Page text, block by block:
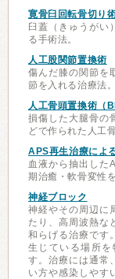
寛骨臼回転骨切り
臼蓋（きゅうがい
る手術法。
人工股関節置換術
傷んだ膝の関節を
節を入れる治療法。
人工骨頭置換術（
損傷した大腿骨の
どで作られた人工
APS再生治療によ
血液から抽出した
期治癒・軟骨変性
神経ブロック
神経やその周辺に
たり、高周波熱な
和らげる治療です
生じている場所を
す。治療には通常
い方や感染しやす